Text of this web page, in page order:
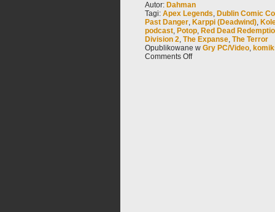
Autor: Dahman
Tagi: Apex Legends, Dublin Comic
Past Danger, Karppi (Deadwind),
podcast, Potop, Red Dead
Division 2, The Expanse, The Terror
Opublikowane w Gry PC/Video,
Comments Off